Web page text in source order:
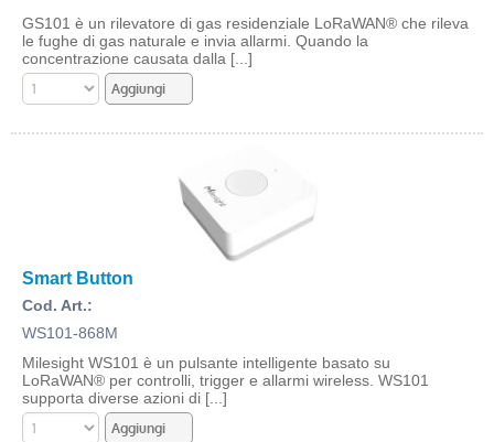
GS101 è un rilevatore di gas residenziale LoRaWAN® che rileva
le fughe di gas naturale e invia allarmi. Quando la
concentrazione causata dalla [...]
Smart Button
Cod. Art.:
WS101-868M
Milesight WS101 è un pulsante intelligente basato su
LoRaWAN® per controlli, trigger e allarmi wireless. WS101
supporta diverse azioni di [...]